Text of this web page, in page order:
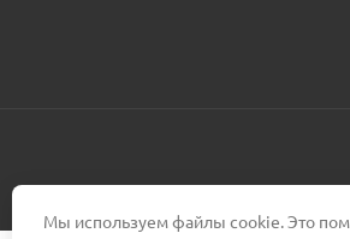
Мы используем файлы cookie. Это